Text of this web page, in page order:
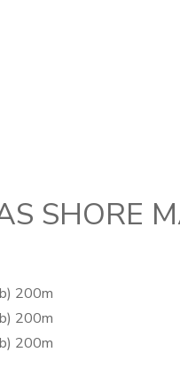
SHORE
200m
200m
200m